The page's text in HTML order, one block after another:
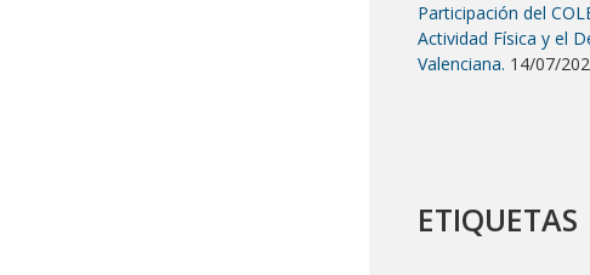
Participación del
Actividad Física y el
Valenciana. 14/07/
ETIQUETAS